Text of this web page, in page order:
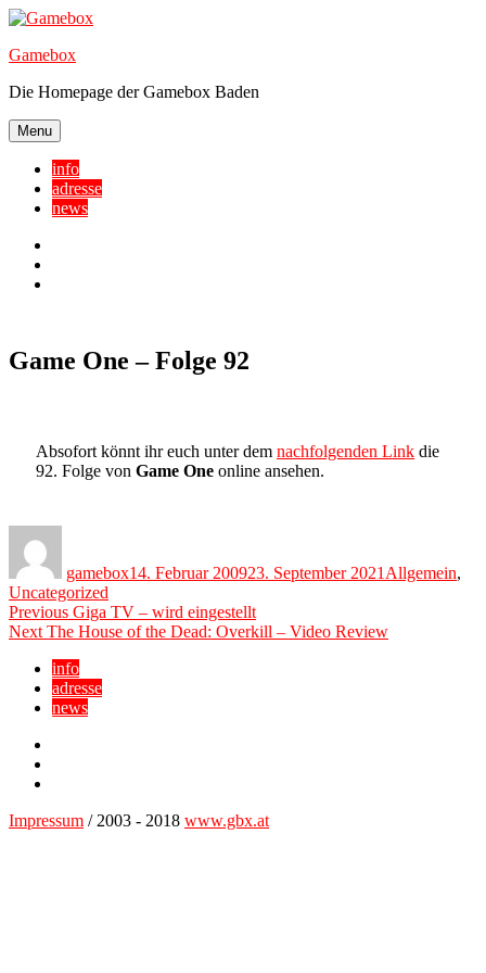
Skip
content
Gamebox
Die Homepage der Gamebox Baden
Menu
info
adresse
news
Game One – Folge 92
Absofort könnt ihr euch unter dem nachfolgenden Link die
92. Folge von Game One online ansehen.
gamebox14. Februar 200923. September 2021 Allgemein,
Uncategorized
Beitragsnavigation
Previous Previous
post:
Giga TV – wird eingestellt
Next Next
The House of the Dead: Overkill – Video Review
info
adresse
news
Impressum / 2003 - 2018 www.gbx.at